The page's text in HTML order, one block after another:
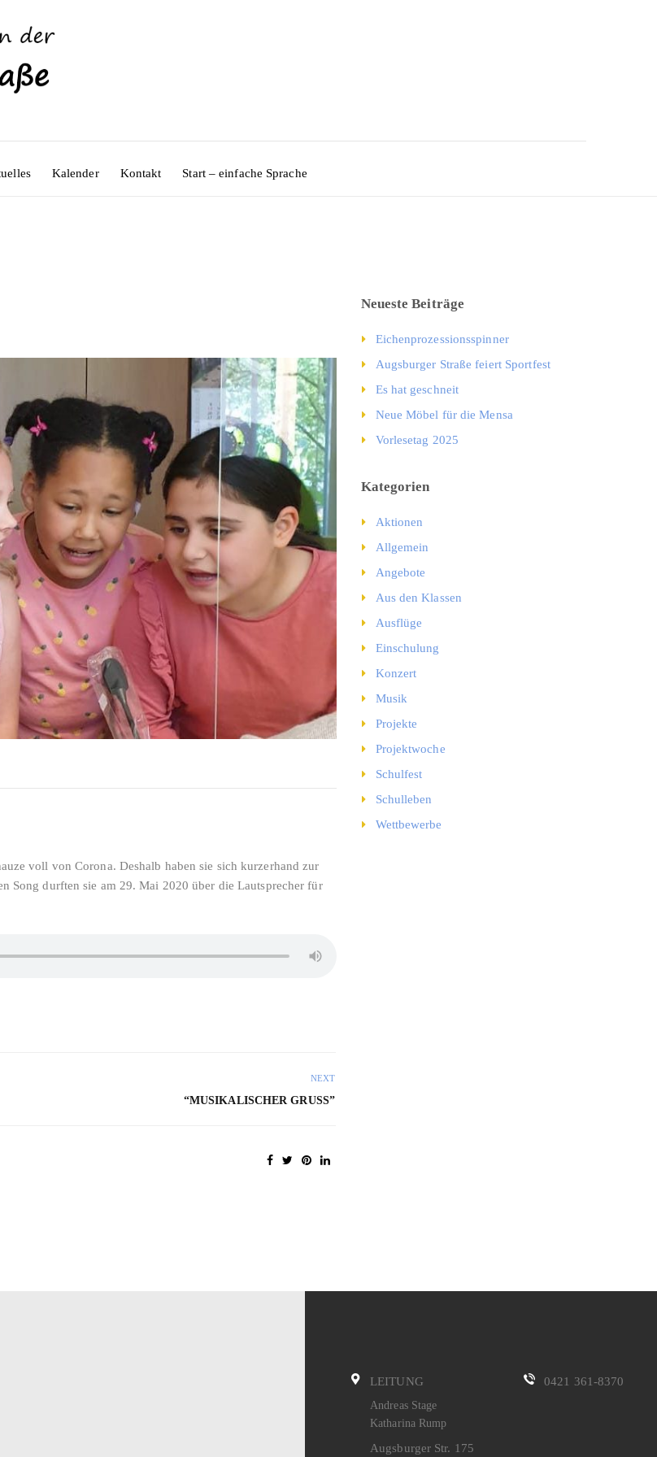
Kalender Kontakt Start – einfache Sprache
voll von Corona. Deshalb haben sie sich kurzerhand zur
Song durften sie am 29. Mai 2020 über die Lautsprecher für
NEXT
“MUSIKALISCHER GRUSS”
Neueste Beiträge
Eichenprozessionsspinner
Augsburger Straße feiert Sportfest
Es hat geschneit
Neue Möbel für die Mensa
Vorlesetag 2025
Kategorien
Aktionen
Allgemein
Angebote
Aus den Klassen
Ausflüge
Einschulung
Konzert
Musik
Projekte
Projektwoche
Schulfest
Schulleben
Wettbewerbe
LEITUNG
Andreas Stage
Katharina Rump
Augsburger Str. 175
0421 361-8370